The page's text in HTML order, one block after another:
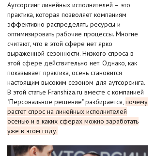
Аутсорсинг линейных исполнителей – это
практика, которая позволяет компаниям
эффективно распределять ресурсы и
оптимизировать рабочие процессы. Многие
считают, что в этой сфере нет ярко
выраженной сезонности. Низкого спроса в
этой сфере действительно нет. Однако, как
показывает практика, осень становится
настоящим высоким сезоном для аутсорсинга.
В этой статье Franshiza.ru вместе с компанией
"Персональное решение" разбирается, почему
растет спрос на линейных исполнителей
осенью и в каких сферах можно заработать
уже в этом году.